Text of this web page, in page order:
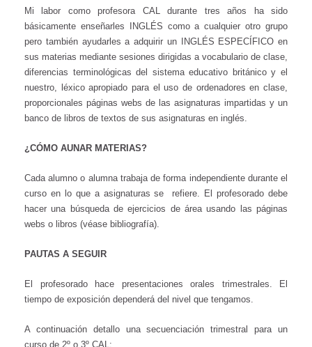
Mi labor como profesora CAL durante tres años ha sido
básicamente enseñarles INGLÉS como a cualquier otro grupo
pero también ayudarles a adquirir un INGLÉS ESPECÍFICO en
sus materias mediante sesiones dirigidas a vocabulario de clase,
diferencias terminológicas del sistema educativo británico y el
nuestro, léxico apropiado para el uso de ordenadores en clase,
proporcionales páginas webs de las asignaturas impartidas y un
banco de libros de textos de sus asignaturas en inglés.
¿CÓMO AUNAR MATERIAS?
Cada alumno o alumna trabaja de forma independiente durante el
curso en lo que a asignaturas se refiere. El profesorado debe
hacer una búsqueda de ejercicios de área usando las páginas
webs o libros (véase bibliografía).
PAUTAS A SEGUIR
El profesorado hace presentaciones orales trimestrales. El
tiempo de exposición dependerá del nivel que tengamos.
A continuación detallo una secuenciación trimestral para un
curso de 2º o 3º CAL: